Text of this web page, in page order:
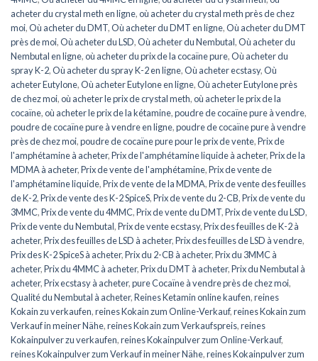
acheter du crystal meth en ligne,où acheter du crystal meth près de chez
moi,Où acheter du DMT,Où acheter du DMT en ligne,Où acheter du DMT
près de moi,Où acheter du LSD,Où acheter du Nembutal,Où acheter du
Nembutal en ligne,où acheter du prix de la cocaïne pure,Où acheter du
spray K-2,Où acheter du spray K-2 en ligne,Où acheter ecstasy,Où
acheter Eutylone,Où acheter Eutylone en ligne,Où acheter Eutylone près
de chez moi,où acheter le prix de crystal meth,où acheter le prix de la
cocaïne,où acheter le prix de la kétamine,poudre de cocaïne pure à vendre,
poudre de cocaïne pure à vendre en ligne,poudre de cocaïne pure à vendre
près de chez moi,poudre de cocaïne pure pour le prix de vente,Prix de
l'amphétamine à acheter,Prix de l'amphétamine liquide à acheter,Prix de la
MDMA à acheter,Prix de vente de l'amphétamine,Prix de vente de
l'amphétamine liquide,Prix de vente de la MDMA,Prix de vente des feuilles
de K-2,Prix de vente des K-2 SpiceS,Prix de vente du 2-CB,Prix de vente du
3MMC,Prix de vente du 4MMC,Prix de vente du DMT,Prix de vente du LSD,
Prix de vente du Nembutal,Prix de vente ecstasy,Prix des feuilles de K-2 à
acheter,Prix des feuilles de LSD à acheter,Prix des feuilles de LSD à vendre,
Prix des K-2 SpiceS à acheter,Prix du 2-CB à acheter,Prix du 3MMC à
acheter,Prix du 4MMC à acheter,Prix du DMT à acheter,Prix du Nembutal à
acheter,Prix ecstasy à acheter,pure Cocaïne à vendre près de chez moi,
Qualité du Nembutal à acheter,Reines Ketamin online kaufen,reines
Kokain zu verkaufen,reines Kokain zum Online-Verkauf,reines Kokain zum
Verkauf in meiner Nähe,reines Kokain zum Verkaufspreis,reines
Kokainpulver zu verkaufen,reines Kokainpulver zum Online-Verkauf,
reines Kokainpulver zum Verkauf in meiner Nähe,reines Kokainpulver zum